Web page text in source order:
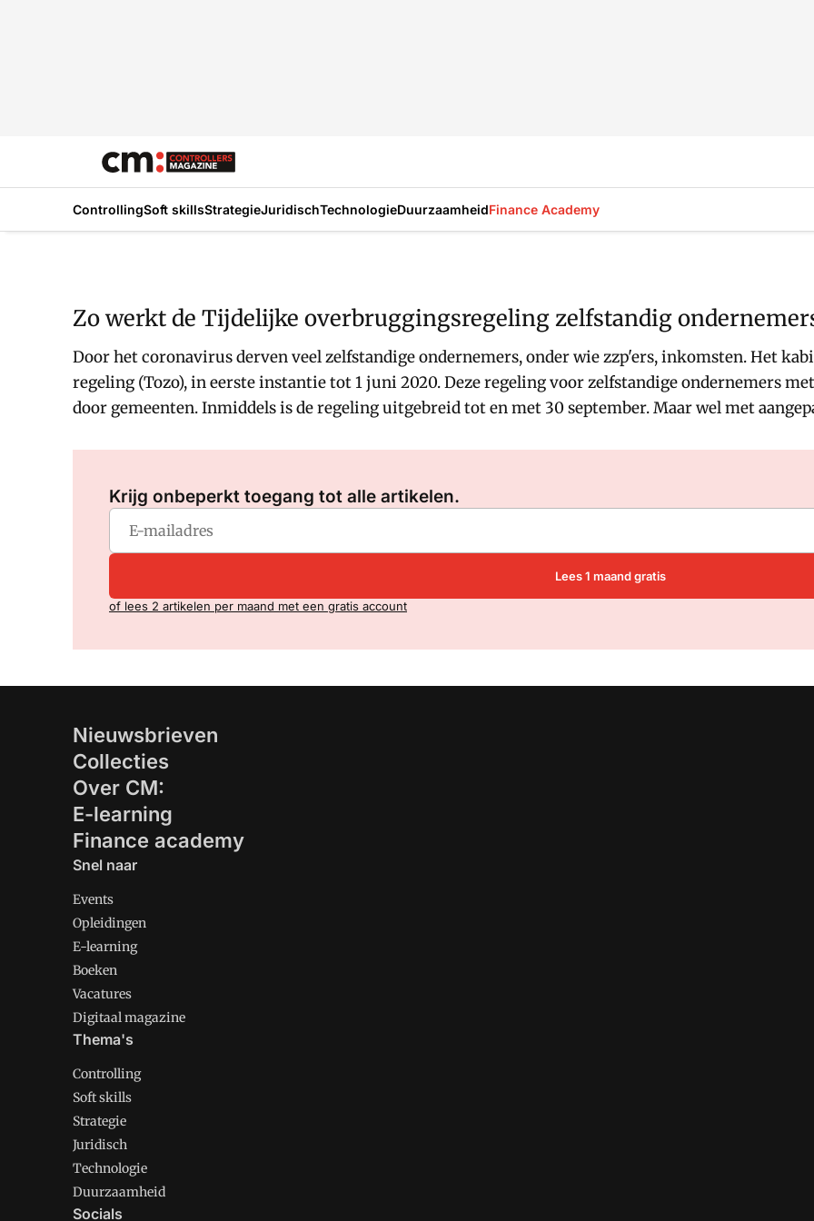
ControllingSoft skillsStrategieJuridischTechnologieDuurzaamheidFinance Academy
Zo werkt de Tijdelijke overbruggingsregeling zelfstandig
Door het coronavirus derven veel zelfstandige ondernemers, onder wie zzp'ers, inkomsten. Het
regeling (Tozo), in eerste instantie tot 1 juni 2020. Deze regeling voor zelfstandige ondernemers
door gemeenten. Inmiddels is de regeling uitgebreid tot en met 30 september. Maar wel met
Krijg onbeperkt toegang tot alle artikelen.
Lees 1 maand gratis
of lees 2 artikelen per maand met een gratis account
Nieuwsbrieven
Collecties
Over CM:
E-learning
Finance academy
Snel naar
Events
Opleidingen
E-learning
Boeken
Vacatures
Digitaal magazine
Thema's
Controlling
Soft skills
Strategie
Juridisch
Technologie
Duurzaamheid
Socials